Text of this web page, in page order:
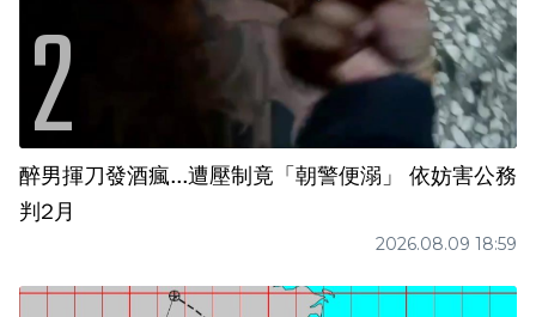
醉男揮刀發酒瘋...遭壓制竟「朝警便溺」 依妨害公務
判2月
2026.08.09 18:59